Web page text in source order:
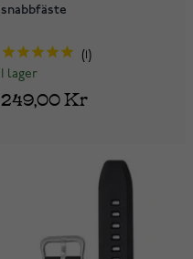
snabbfäste
I lager
249,00 Kr